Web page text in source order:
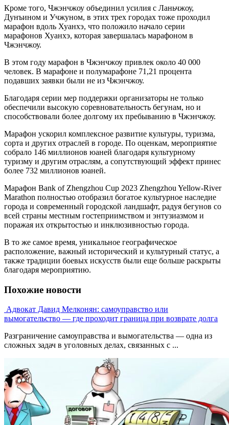
Кроме того, Чжэнчжоу объединил усилия с Ланьчжоу,
Дунъином и Учжуном, в этих трех городах тоже проходил
марафон вдоль Хуанхэ, что положило начало серии
марафонов Хуанхэ, которая завершалась марафоном в
Чжэнчжоу.
В этом году марафон в Чжэнчжоу привлек около 40 000
человек. В марафоне и полумарафоне 71,21 процента
подавших заявки были не из Чжэнчжоу.
Благодаря серии мер поддержки организаторы не только
обеспечили высокую соревновательность бегунам, но и
способствовали более долгому их пребыванию в Чжэнчжоу.
Марафон ускорил комплексное развитие культуры, туризма,
сорта и других отраслей в городе. По оценкам, мероприятие
собрало 146 миллионов юаней благодаря культурному
туризму и другим отраслям, а сопутствующий эффект принес
более 732 миллионов юаней.
Марафон Bank of Zhengzhou Cup 2023 Zhengzhou Yellow-River
Marathon полностью отобразил богатое культурное наследие
города и современный городской ландшафт, радуя бегунов со
всей страны местным гостеприимством и энтузиазмом и
поражая их открытостью и инклюзивностью города.
В то же самое время, уникальное географическое
расположение, важный исторический и культурный статус, а
также традиции боевых искусств были еще больше раскрыты
благодаря мероприятию.
Похожие новости
Адвокат Давид Мелконян: самоуправство или
вымогательство — где проходит граница при возврате долга
Разграничение самоуправства и вымогательства — одна из
сложных задач в уголовных делах, связанных с ...